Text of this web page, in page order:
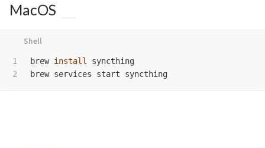
MacOS
1
brew install syncthing